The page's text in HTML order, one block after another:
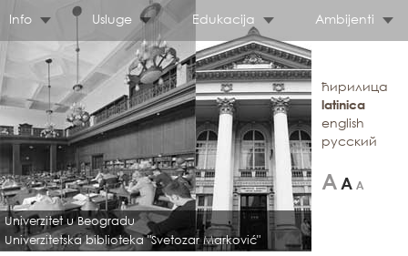
Info Usluge Edukacija Ambijenti
Univerzitet u Beogradu
Univerzitetska biblioteka "Svetozar Marković"
ћирилица
latinica
english
русский